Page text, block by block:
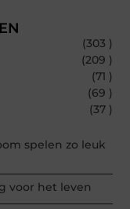
(303 )
(209 )
(71 )
(69 )
(37 )
spelen zo leuk
voor het leven